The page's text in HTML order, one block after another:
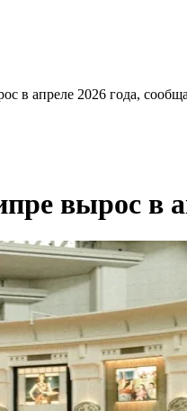
в апреле 2026 года,
вырос в